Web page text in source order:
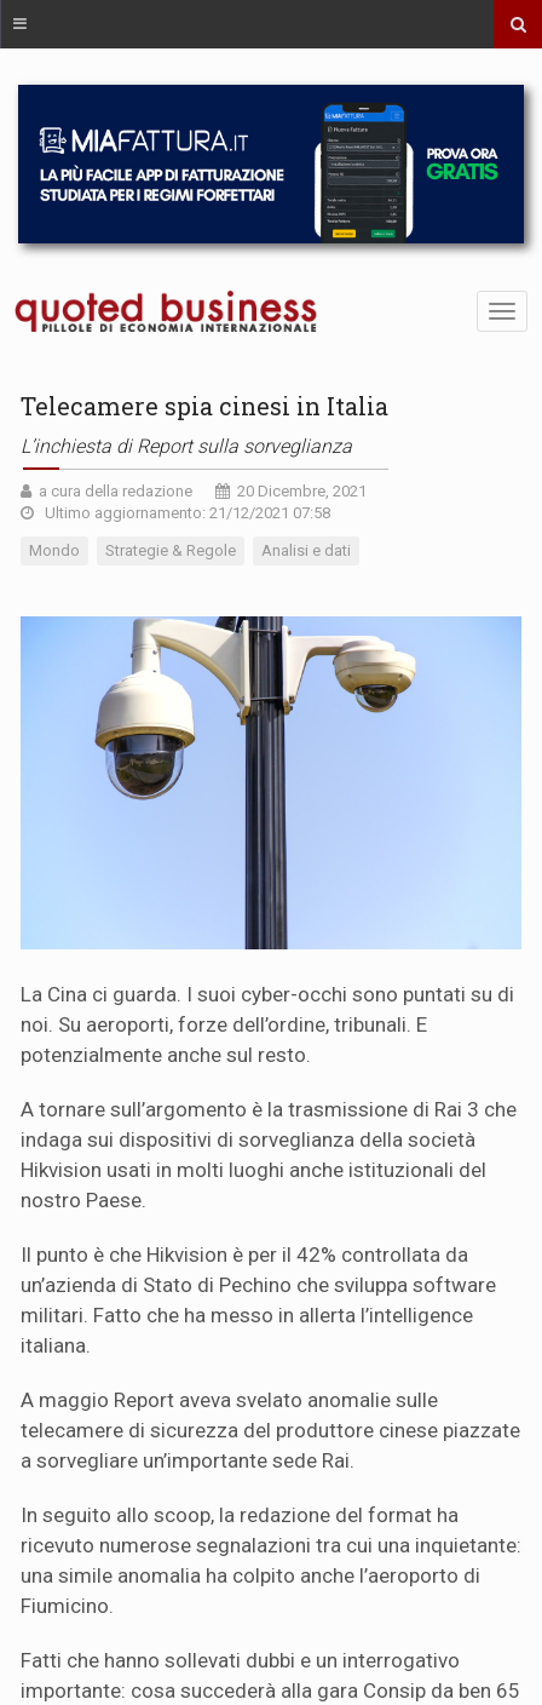
Telecamere spia cinesi in Italia
L’inchiesta di Report sulla sorveglianza
a cura della redazione
20 Dicembre, 2021
Ultimo aggiornamento: 21/12/2021 07:58
Mondo Strategie & Regole Analisi e dati
La Cina ci guarda. I suoi cyber-occhi sono puntati su di
noi. Su aeroporti, forze dell’ordine, tribunali. E
potenzialmente anche sul resto.
A tornare sull’argomento è la trasmissione di Rai 3 che
indaga sui dispositivi di sorveglianza della società
Hikvision usati in molti luoghi anche istituzionali del
nostro Paese.
Il punto è che Hikvision è per il 42% controllata da
un’azienda di Stato di Pechino che sviluppa software
militari. Fatto che ha messo in allerta l’intelligence
italiana.
A maggio Report aveva svelato anomalie sulle
telecamere di sicurezza del produttore cinese piazzate
a sorvegliare un’importante sede Rai.
In seguito allo scoop, la redazione del format ha
ricevuto numerose segnalazioni tra cui una inquietante:
una simile anomalia ha colpito anche l’aeroporto di
Fiumicino.
Fatti che hanno sollevati dubbi e un interrogativo
importante: cosa succederà alla gara Consip da ben 65